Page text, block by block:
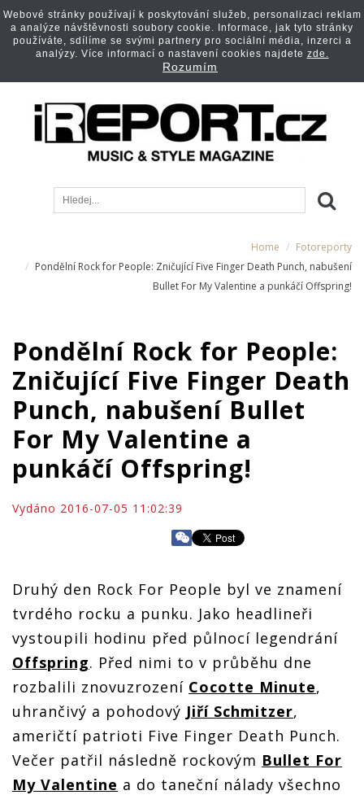
Home
Fotoreporty
Pondělní Rock for People: Zničující Five Finger Death Punch, nabušení
Bullet For My Valentine a punkáčí Offspring!
Pondělní Rock for People:
Zničující Five Finger Death
Punch, nabušení Bullet
For My Valentine a
punkáčí Offspring!
Vydáno 2016-07-05 11:02:39
Druhý den Rock For People byl ve znamení
tvrdého rocku a punku. Jako headlineři
vystoupili hodinu před půlnocí legendrání
Offspring. Před nimi to v průběhu dne
rozbalili znovuzrození Cocotte Minute,
uhrančivý a pohodový Jiří Schmitzer,
američtí patrioti Five Finger Death Punch.
Večer patřil následně rockovým Bullet For
My Valentine a do taneční nálady všechno
Webové stránky používají k poskytování služeb, personalizaci reklam
a analýze návštěvnosti soubory cookie. Informace, jak tyto stránky
používáte, sdílíme se svými partnery pro sociální média, inzerci a
analýzy. Více informací o nastavení cookies najdete zde.
Rozumím